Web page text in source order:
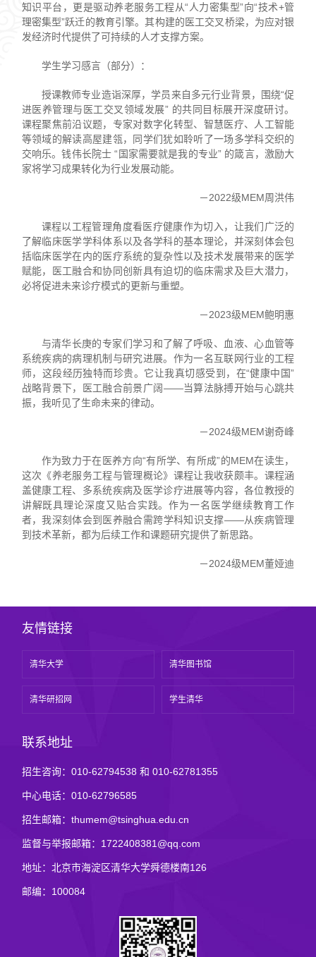
知识平台，更是驱动养老服务工程从“人力密集型”向“技术+管
理密集型”跃迁的教育引擎。其构建的医工交叉桥梁，为应对银
发经济时代提供了可持续的人才支撑方案。
学生学习感言（部分）：
授课教师专业造诣深厚，学员来自多元行业背景，围绕“促
进医养管理与医工交叉领域发展” 的共同目标展开深度研讨。
课程聚焦前沿议题，专家对数字化转型、智慧医疗、人工智能
等领域的解读高屋建瓴，同学们犹如聆听了一场多学科交织的
交响乐。钱伟长院士 “国家需要就是我的专业” 的箴言，激励大
家将学习成果转化为行业发展动能。
－2022级MEM周洪伟
课程以工程管理角度看医疗健康作为切入，让我们广泛的
了解临床医学学科体系以及各学科的基本理论，并深刻体会包
括临床医学在内的医疗系统的复杂性以及技术发展带来的医学
赋能，医工融合和协同创新具有迫切的临床需求及巨大潜力，
必将促进未来诊疗模式的更新与重塑。
－2023级MEM鲍明惠
与清华长庚的专家们学习和了解了呼吸、血液、心血管等
系统疾病的病理机制与研究进展。作为一名互联网行业的工程
师，这段经历独特而珍贵。它让我真切感受到，在“健康中国”
战略背景下，医工融合前景广阔——当算法脉搏开始与心跳共
振，我听见了生命未来的律动。
－2024级MEM谢奇峰
作为致力于在医养方向“有所学、有所成”的MEM在读生，
这次《养老服务工程与管理概论》课程让我收获颇丰。课程涵
盖健康工程、多系统疾病及医学诊疗进展等内容，各位教授的
讲解既具理论深度又贴合实践。作为一名医学继续教育工作
者，我深刻体会到医养融合需跨学科知识支撑——从疾病管理
到技术革新，都为后续工作和课题研究提供了新思路。
－2024级MEM董娅迪
友情链接
清华大学 清华图书馆
清华研招网 学生清华
联系地址
招生咨询：010-62794538 和 010-62781355
中心电话：010-62796585
招生邮箱：thumem@tsinghua.edu.cn
监督与举报邮箱：1722408381@qq.com
地址：北京市海淀区清华大学舜德楼南126
邮编：100084